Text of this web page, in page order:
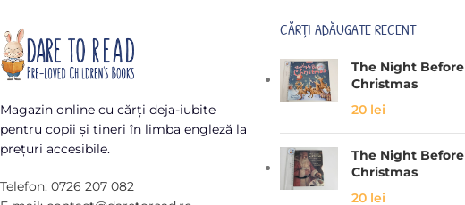
Magazin online cu cărți deja-iubite
pentru copii și tineri în limba engleză la
prețuri accesibile.
Telefon: 0726 207 082
CĂRȚI ADĂUGATE RECENT
The Night Before
Christmas
20 lei
The Night Before
Christmas
20 lei